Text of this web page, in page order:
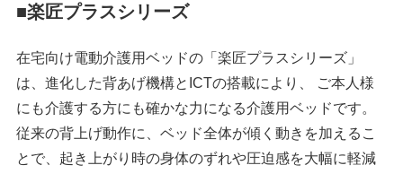
■楽匠プラスシリーズ
在宅向け電動介護用ベッドの「楽匠プラスシリーズ」
は、進化した背あげ機構とICTの搭載により、 ご本人様
にも介護する方にも確かな力になる介護用ベッドです。
従来の背上げ動作に、ベッド全体が傾く動きを加えるこ
とで、起き上がり時の身体のずれや圧迫感を大幅に軽減